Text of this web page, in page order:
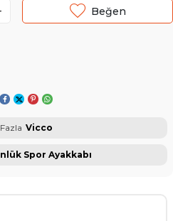
Beğen
Vicco
Spor Ayakkabı